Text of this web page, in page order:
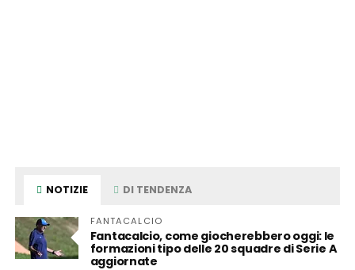
NOTIZIE DI TENDENZA
FANTACALCIO
Fantacalcio, come giocherebbero oggi: le
formazioni tipo delle 20 squadre di Serie A
aggiornate